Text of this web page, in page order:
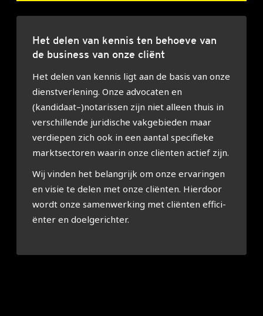
Het delen van kennis ten behoe­ve van
de busi­ness van onze cli­ënt
Het delen van kennis ligt aan de basis van onze
dienst­ver­le­ning. Onze advo­ca­ten en
(kandidaat–)notarissen zijn niet alleen thuis in
ver­schil­len­de juri­di­sche vak­ge­bie­den maar
ver­die­pen zich ook in een aan­tal spe­ci­fie­ke
markt­sec­to­ren waar­in onze cli­ën­ten actief zijn.
Wij vin­den het belang­rijk om onze erva­rin­gen
en visie te delen met onze cli­ën­ten. Hier­door
wordt onze samen­wer­king met cli­ën­ten effi­ci­
ën­ter en doel­ge­rich­ter.